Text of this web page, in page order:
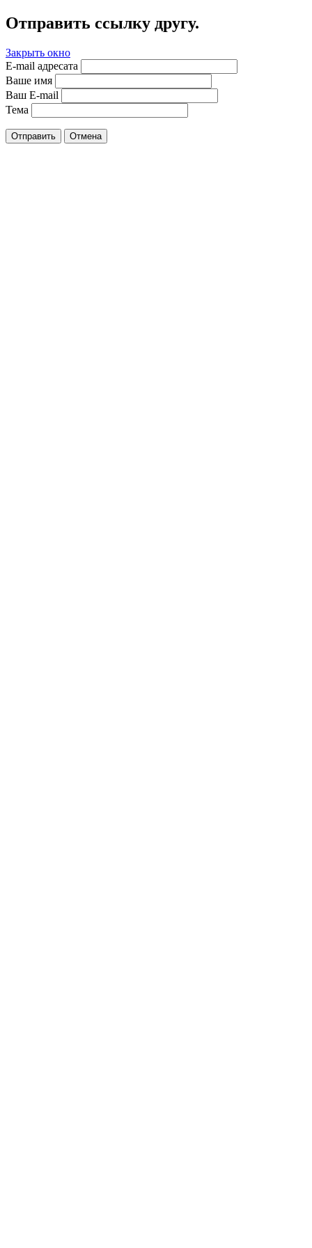
Отправить ссылку другу.
Закрыть окно
E-mail адресата
Ваше имя
Ваш E-mail
Тема
Отправить Отмена